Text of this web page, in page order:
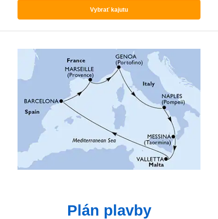
Vyhľadať zájazdy
S delegátom
Luxusné plavby
Akčné plavby
Pokročilé filtrování
Reset filtrů
Vybrať kajutu
Plán plavby